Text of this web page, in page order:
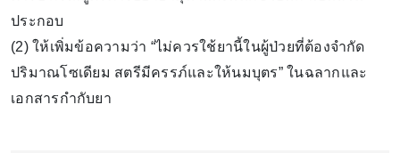
ประกอบ
(2) ให้เพิ่มข้อความว่า “ไม่ควรใช้ยานี้ในผู้ป่วยที่ต้องจำกัด
ปริมาณโซเดียม สตรีมีครรภ์และให้นมบุตร” ในฉลากและ
เอกสารกำกับยา